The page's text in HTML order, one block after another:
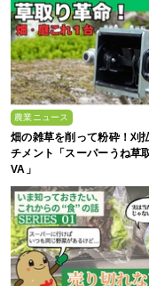
農業ニュース
畑の雑草を削って粉砕！刈
チメント「スーパーうね草
VA」